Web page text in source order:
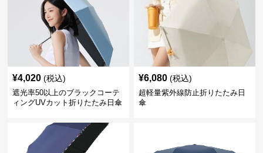
¥4,020 (税込)
遮光率50以上のブラックコーテ
ィングUVカット折りたたみ日傘
¥6,080 (税込)
超軽量紫外線防止折りたたみ日
傘